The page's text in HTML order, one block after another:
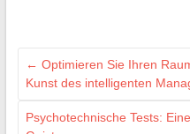
← Optimieren Sie Ihren
Kunst des intelligenten
Psychotechnische Tests: